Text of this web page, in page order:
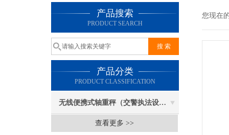
产品搜索
PRODUCT SEARCH
产品分类
PRODUCT CLASSIFICATION
无线便携式轴重秤（交警执法设备）
查看更多 >>
您现在